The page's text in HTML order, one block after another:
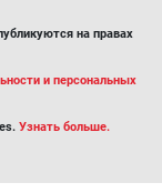
на правах
и персональных
Узнать больше.